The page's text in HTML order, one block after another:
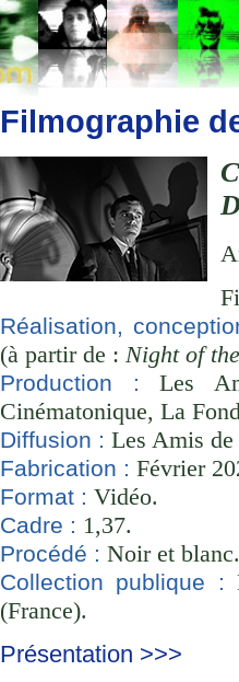
Filmographie
Réalisation,
(à partir de : Night of
Production :
Les
Cinématonique, La
Diffusion : Les Amis
Fabrication : Février
Format : Vidéo.
Cadre : 1,37.
Procédé : Noir et
Collection publique :
(France).
Présentation >>>